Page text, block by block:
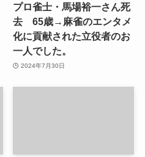
プロ雀士・馬場裕一さん死
去 65歳→麻雀のエンタメ
化に貢献された立役者のお
一人でした。
2024年7月30日